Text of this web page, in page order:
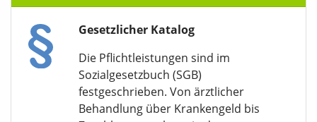
Gesetzlicher Katalog
Die Pflichtleistungen sind im
Sozialgesetzbuch (SGB)
festgeschrieben. Von ärztlicher
Behandlung über Krankengeld bis